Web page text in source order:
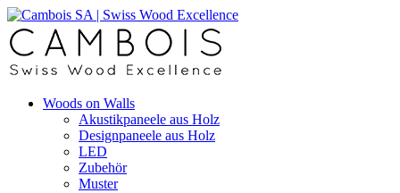
Woods on Walls
Akustikpaneele aus Holz
Designpaneele aus Holz
LED
Zubehör
Muster